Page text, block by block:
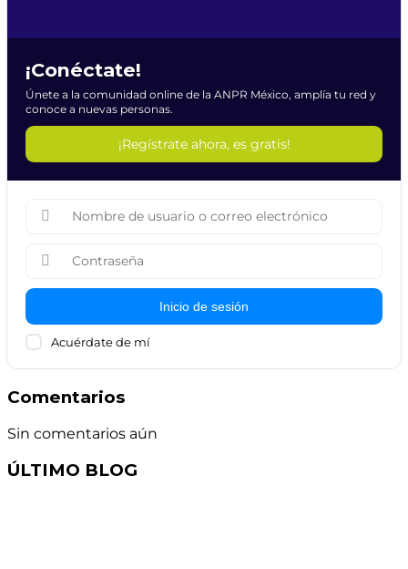
¡Conéctate!
Únete a la comunidad online de la ANPR México, amplía tu red y
conoce a nuevas personas.
¡Regístrate ahora, es gratis!
Inicio de sesión
Acuérdate de mí
Comentarios
Sin comentarios aún
ÚLTIMO BLOG